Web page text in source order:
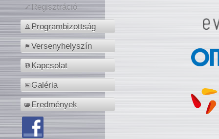
Regisztráció
Programbizottság
Versenyhelyszín
Kapcsolat
Galéria
Eredmények